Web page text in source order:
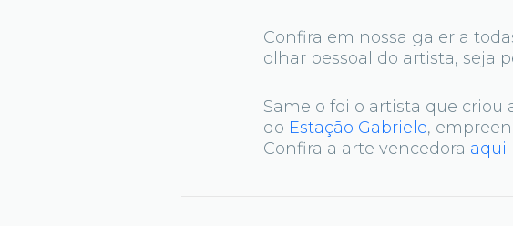
Confira em nossa galeria
olhar pessoal do artista, seja
Samelo foi o artista que criou
do Estação Gabriele,
Confira a arte vencedora aqui.